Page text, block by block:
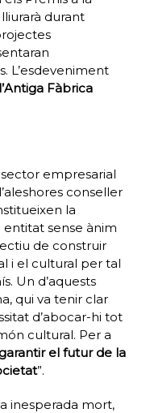
durant
L’esdeveniment
Fàbrica
sector empresarial
conseller
la
entitat sense ànim
de construir
i el cultural per tal
Un d’aquests
qui va tenir clar
d’abocar-hi tot
cultural. Per a
el futur de la
”.
inesperada mort,